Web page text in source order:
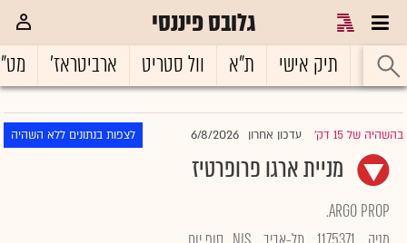
גלובס פיננסי
ראשי תיק אישי ת"א וול סטריט ארביטראז'
בהשהיה של 15 דק' |עדכון אחרון 6/8/2026 לצפות בנתונים ללא השהיה
מניית ארגו פרופרטיז
ARGO PROP.